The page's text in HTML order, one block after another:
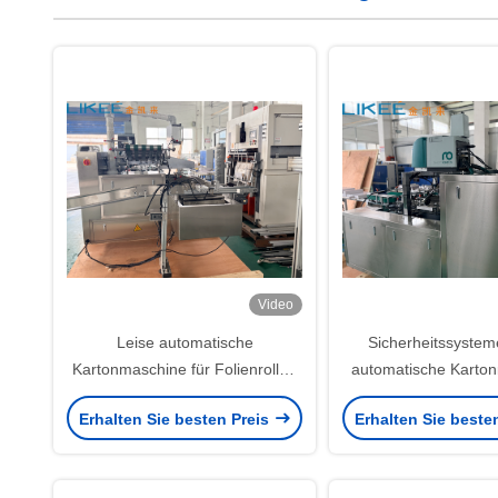
Video
Leise automatische
Kartonmaschine für Folienrollen
Geräuschpegel unter 80 dB
Erhalten Sie besten Preis
automatische
Abdeckung und
Erhalten Sie